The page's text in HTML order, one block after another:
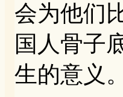
会为他们
国人骨子
生的意义。